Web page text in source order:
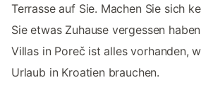
Terrasse auf Sie. Machen Sie sich
Sie etwas Zuhause vergessen
Villas in Poreč ist alles vorhanden,
Urlaub in Kroatien brauchen.